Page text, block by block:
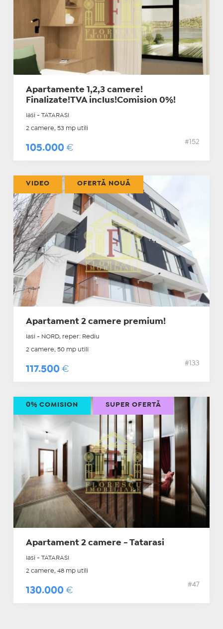
Apartamente 1,2,3 camere!
Finalizate!TVA inclus!Comision 0%!
Iasi - TATARASI
2 camere, 53 mp utili
105.000 €
#152
Apartament 2 camere premium!
Iasi - NORD, reper: Rediu
2 camere, 50 mp utili
117.500 €
#133
VIDEO OFERTĂ NOUĂ
Apartament 2 camere - Tatarasi
Iasi - TATARASI
2 camere, 48 mp utili
130.000 €
#47
0% COMISION SUPER OFERTĂ